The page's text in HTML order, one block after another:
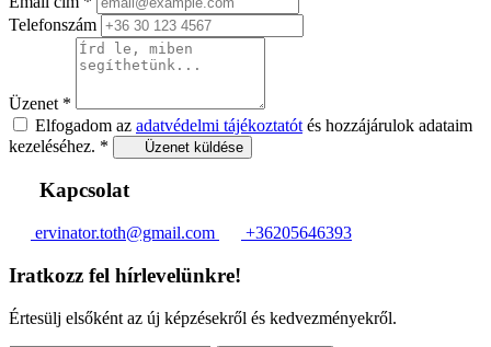
Telefonszám
Üzenet *
Elfogadom az adatvédelmi tájékoztatót és hozzájárulok adataim
kezeléséhez. * Üzenet küldése
Kapcsolat
ervinator.toth@gmail.com +36205646393
Iratkozz fel hírlevelünkre!
Értesülj elsőként az új képzésekről és kedvezményekről.